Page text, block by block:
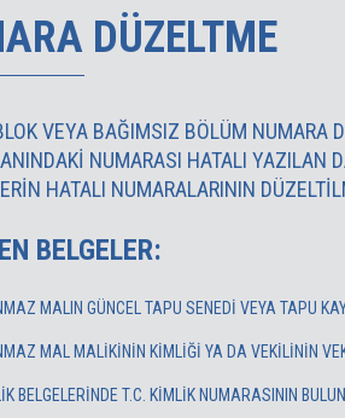
DÜZELTME
VEYA BAĞIMSIZ BÖLÜM NUMARA
NUMARASI HATALI YAZILAN
HATALI NUMARALARININ
BELGELER:
MALIN GÜNCEL TAPU SENEDİ VEYA TAPU
MAL MALİKİNİN KİMLİĞİ YA DA VEKİLİNİN
BELGELERİNDE T.C. KİMLİK NUMARASININ